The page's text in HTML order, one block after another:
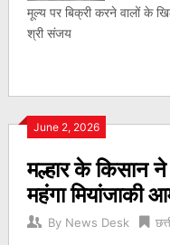
मूल्य पर बिक्री करने वालों के
श्री संजय
June 2, 2026
मल्हार के किसान
महंगा मियांजाकी
By News Desk